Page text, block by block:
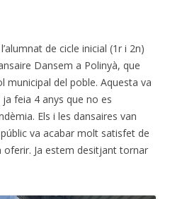
de cicle inicial (1r i 2n)
Dansem a Polinyà, que
municipal del poble. Aquesta va
feia 4 anys que no es
Els i les dansaires van
va acabar molt satisfet de
oferir. Ja estem desitjant tornar